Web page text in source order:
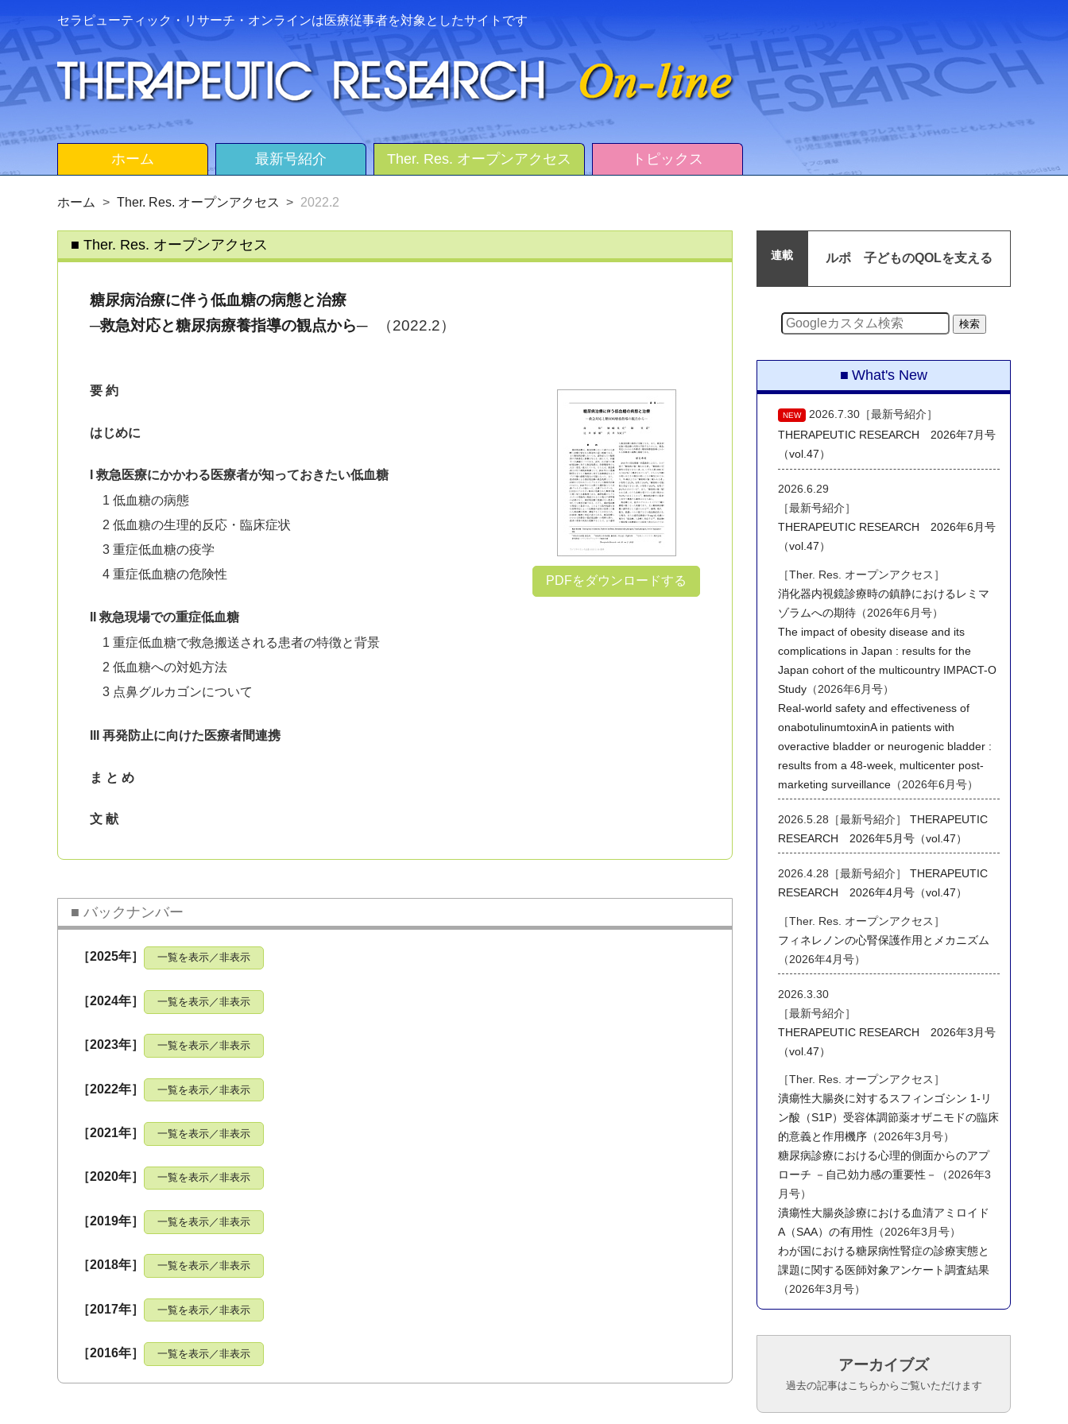
セラピューティック・リサーチ・オンラインは医療従事者を対象としたサイトです
ホーム 最新号紹介 Ther. Res. オープンアクセス トピックス
ホーム Ther. Res. オープンアクセス 2022.2
Ther. Res. オープンアクセス
糖尿病治療に伴う低血糖の病態と治療
─救急対応と糖尿病療養指導の観点から─
（2022.2）
PDFをダウンロードする
要 約
はじめに
I 救急医療にかかわる医療者が知っておきたい低血糖
1 低血糖の病態
2 低血糖の生理的反応・臨床症状
3 重症低血糖の疫学
4 重症低血糖の危険性
II 救急現場での重症低血糖
1 重症低血糖で救急搬送される患者の特徴と背景
2 低血糖への対処方法
3 点鼻グルカゴンについて
III 再発防止に向けた医療者間連携
ま と め
文 献
バックナンバー
［2025年］ 一覧を表示／非表示
［2024年］ 一覧を表示／非表示
［2023年］ 一覧を表示／非表示
［2022年］ 一覧を表示／非表示
［2021年］ 一覧を表示／非表示
［2020年］ 一覧を表示／非表示
［2019年］ 一覧を表示／非表示
［2018年］ 一覧を表示／非表示
［2017年］ 一覧を表示／非表示
［2016年］ 一覧を表示／非表示
連載 ルポ 子どものQOLを支える
What's New
NEW 2026.7.30［最新号紹介］
THERAPEUTIC RESEARCH 2026年7月号
（vol.47）
2026.6.29
［最新号紹介］
THERAPEUTIC RESEARCH 2026年6月号
（vol.47）
［Ther. Res. オープンアクセス］
消化器内視鏡診療時の鎮静におけるレミマ
ゾラムへの期待（2026年6月号）
The impact of obesity disease and its
complications in Japan : results for the
Japan cohort of the multicountry IMPACT-O
Study（2026年6月号）
Real-world safety and effectiveness of
onabotulinumtoxinA in patients with
overactive bladder or neurogenic bladder :
results from a 48-week, multicenter post-
marketing surveillance（2026年6月号）
2026.5.28［最新号紹介］ THERAPEUTIC
RESEARCH 2026年5月号（vol.47）
2026.4.28［最新号紹介］ THERAPEUTIC
RESEARCH 2026年4月号（vol.47）
［Ther. Res. オープンアクセス］
フィネレノンの心腎保護作用とメカニズム
（2026年4月号）
2026.3.30
［最新号紹介］
THERAPEUTIC RESEARCH 2026年3月号
（vol.47）
［Ther. Res. オープンアクセス］
潰瘍性大腸炎に対するスフィンゴシン 1-リ
ン酸（S1P）受容体調節薬オザニモドの臨床
的意義と作用機序（2026年3月号）
糖尿病診療における心理的側面からのアプ
ローチ －自己効力感の重要性－
（2026年3
月号）
潰瘍性大腸炎診療における血清アミロイド
A（SAA）の有用性 （2026年3月号）
わが国における糖尿病性腎症の診療実態と
課題に関する医師対象アンケート調査結果
（2026年3月号）
アーカイブズ
過去の記事はこちらからご覧いただけます